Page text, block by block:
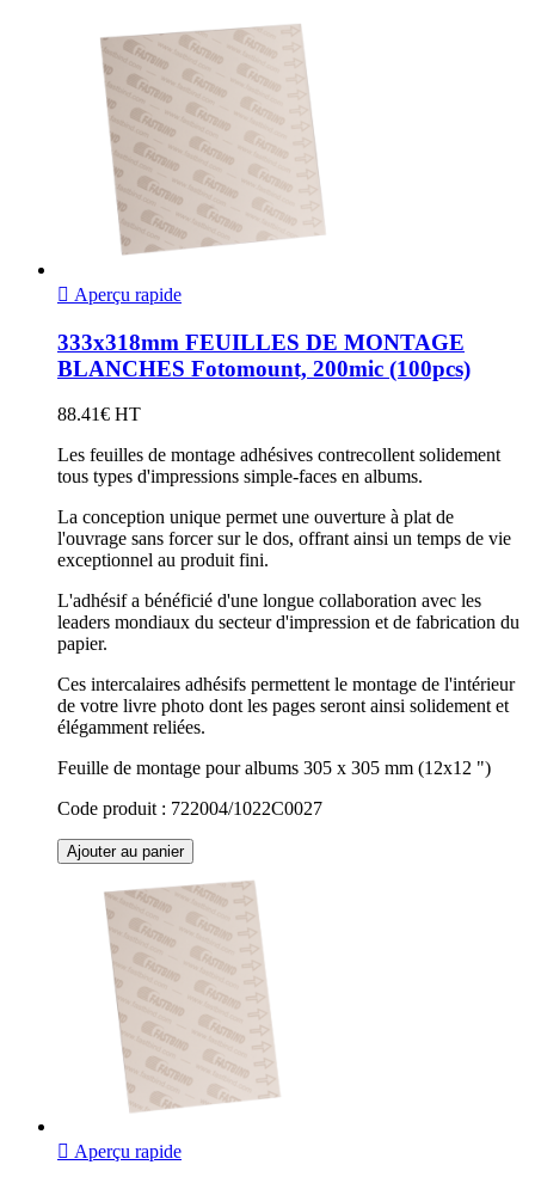
 Aperçu rapide
333x318mm FEUILLES DE MONTAGE
BLANCHES Fotomount, 200mic (100pcs)
88.41€ HT
Les feuilles de montage adhésives contrecollent solidement
tous types d'impressions simple-faces en albums.
La conception unique permet une ouverture à plat de
l'ouvrage sans forcer sur le dos, offrant ainsi un temps de vie
exceptionnel au produit fini.
L'adhésif a bénéficié d'une longue collaboration avec les
leaders mondiaux du secteur d'impression et de fabrication du
papier.
Ces intercalaires adhésifs permettent le montage de l'intérieur
de votre livre photo dont les pages seront ainsi solidement et
élégamment reliées.
Feuille de montage pour albums 305 x 305 mm (12x12 ")
Code produit : 722004/1022C0027
Ajouter au panier
 Aperçu rapide